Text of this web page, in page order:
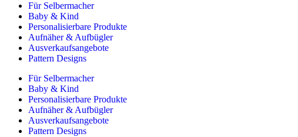
Für Selbermacher
Baby & Kind
Personalisierbare Produkte
Aufnäher & Aufbügler
Ausverkaufsangebote
Pattern Designs
Für Selbermacher
Baby & Kind
Personalisierbare Produkte
Aufnäher & Aufbügler
Ausverkaufsangebote
Pattern Designs